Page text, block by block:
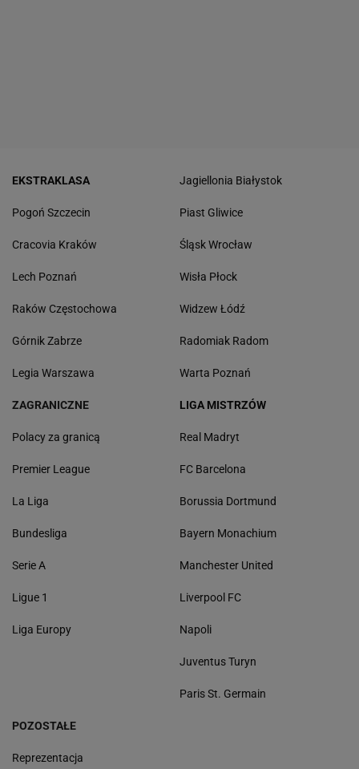
EKSTRAKLASA
Pogoń Szczecin
Cracovia Kraków
Lech Poznań
Raków Częstochowa
Górnik Zabrze
Legia Warszawa
Jagiellonia Białystok
Piast Gliwice
Śląsk Wrocław
Wisła Płock
Widzew Łódź
Radomiak Radom
Warta Poznań
ZAGRANICZNE
Polacy za granicą
Premier League
La Liga
Bundesliga
Serie A
Ligue 1
Liga Europy
LIGA MISTRZÓW
Real Madryt
FC Barcelona
Borussia Dortmund
Bayern Monachium
Manchester United
Liverpool FC
Napoli
Juventus Turyn
Paris St. Germain
POZOSTAŁE
Reprezentacja